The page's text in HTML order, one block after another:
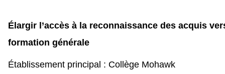
Élargir l’accès à la reconnaissance des acquis
formation générale
Établissement principal : Collège Mohawk